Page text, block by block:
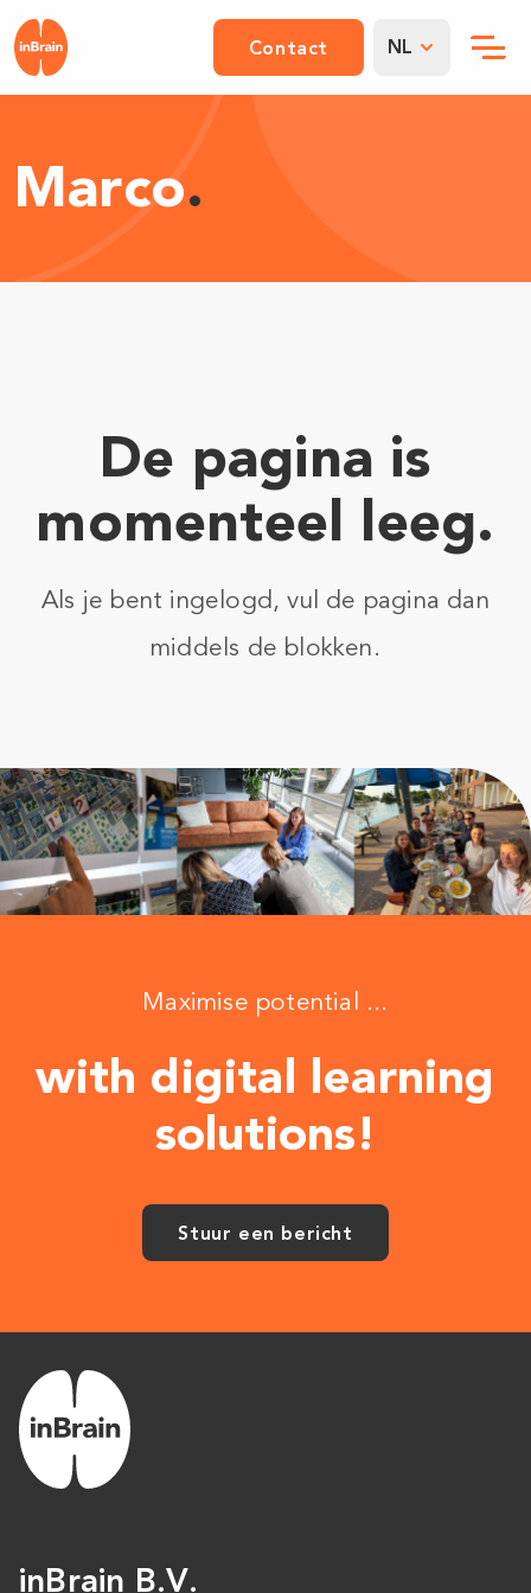
Contact NL
Marco.
De pagina is
momenteel leeg.
Als je bent ingelogd, vul de pagina dan
middels de blokken.
Maximise potential ...
with digital learning
solutions!
Stuur een bericht
inBrain B.V.